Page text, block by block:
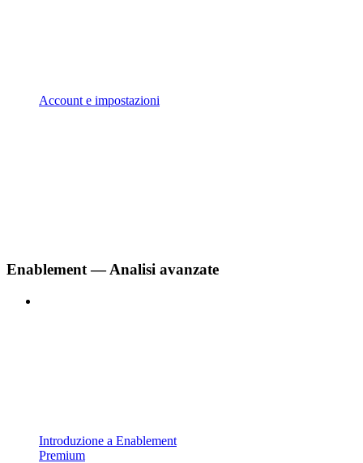
Account e impostazioni
Enablement — Analisi avanzate
Introduzione a Enablement
Premium